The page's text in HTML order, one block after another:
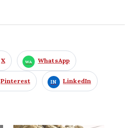
X WhatsApp
Pinterest LinkedIn